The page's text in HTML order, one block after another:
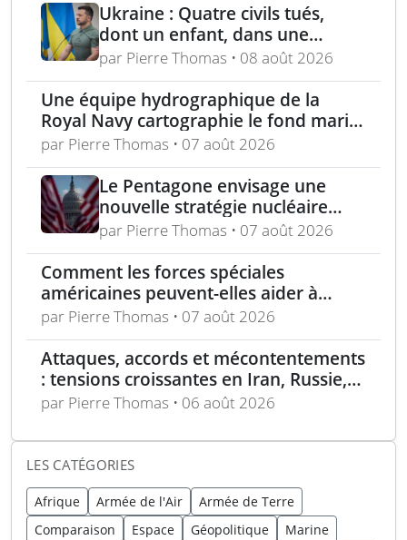
Ukraine : Quatre civils tués,
dont un enfant, dans une
attaque russe par missile
balistique sur Kiev – Deux
raffineries russes visées par
l’Ukraine
par Pierre Thomas • 08 août 2026
Une équipe hydrographique de la
Royal Navy cartographie le fond marin
du Firth of Clyde
par Pierre Thomas • 07 août 2026
Le Pentagone envisage une
nouvelle stratégie nucléaire
pour dissuader les conflits
régionaux
par Pierre Thomas • 07 août 2026
Comment les forces spéciales
américaines peuvent-elles aider à
repousser la Chine à Taïwan ?
par Pierre Thomas • 07 août 2026
Attaques, accords et mécontentements
: tensions croissantes en Iran, Russie,
Chine, Corée du Nord et jihadistes
par Pierre Thomas • 06 août 2026
LES CATÉGORIES
Afrique Armée de l'Air
Armée de Terre
Comparaison
Espace Géopolitique
Marine